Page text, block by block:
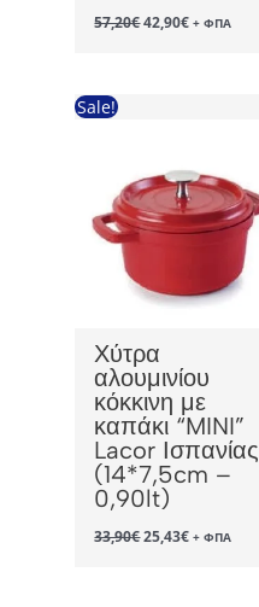
57,20€ Original
price
42,90€Η+ ΦΠΑ
Sale!
Χύτρα
αλουμινίου
κόκκινη με
καπάκι “MINI”
Lacor Ισπανίας
(14*7,5cm –
0,90lt)
33,90€Original
price
25,43€Η+ ΦΠΑ